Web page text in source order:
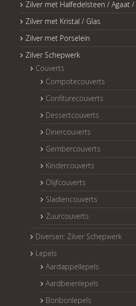
Zilver met Halfedelsteen / Agaat
Zilver met Kristal / Glas
Zilver met Porselein
Zilver Schepwerk
Couverts
Compotecouverts
Confiturecouverts
Dessertcouverts
Dinercouverts
Gembercouverts
Kindercouverts
Olijfcouverts
Sladiencouverts
Zuurcouverts
Diversen: Zilver Schepwerk
Lepels
Aardappellepels
Aardbeienlepels
Bonbonlepels